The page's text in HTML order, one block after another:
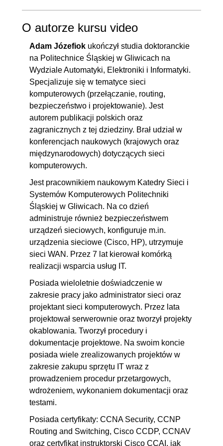
3.13. Co to jest XSS i jaka jest
pełna forma XSS? [35]
00:07:29
Jaki jest pożytek z solenia? [36]
3.15. Co to jest koncepcja IV w
szyfrowaniu? [37]
00:03:04
3.16. Jak działa IP spoofing i
jak się przed nim chronić? [38]
3.17. Jak można wykryć i
zapobiegać nadużyciom
uprawnień administratora? [39]
00:07:04
pomaga wykryć podszywanie
się pod adresy IP? [40]
3.19. Co to jest TCP Spoofing
(Blind spoofing)? [41]
3.20. Co to jest i jak działa
VLAN hopping? [42]
00:04:02
3.21. Co to jest DTP spoofing i
jak się przed nimi chronić? [43]
3.22. Co to jest ARP poisoning?
[44]
00:04:46
3.23. Jak wygląda STP
manipulation? [45]
00:07:16
3.24. Co to jest SSL stripping?
[46]
3.25. Co to jest TCP Session
3.26. Podsumowanie 00:01:26
dla zarządów, IT i
O autorze kursu video
Adam Józefiok ukończył studia doktoranckie
na Politechnice Śląskiej w Gliwicach na
Wydziale Automatyki, Elektroniki i Informatyki.
Specjalizuje się w tematyce sieci
komputerowych (przełączanie, routing,
bezpieczeństwo i projektowanie). Jest
autorem publikacji polskich oraz
zagranicznych z tej dziedziny. Brał udział w
konferencjach naukowych (krajowych oraz
międzynarodowych) dotyczących sieci
komputerowych.
Jest pracownikiem naukowym Katedry Sieci i
Systemów Komputerowych Politechniki
Śląskiej w Gliwicach. Na co dzień
administruje również bezpieczeństwem
urządzeń sieciowych, konfiguruje m.in.
urządzenia sieciowe (Cisco, HP), utrzymuje
sieci WAN. Przez 7 lat kierował komórką
realizacji wsparcia usług IT.
Posiada wieloletnie doświadczenie w
zakresie pracy jako administrator sieci oraz
projektant sieci komputerowych. Przez lata
projektował serwerownie oraz tworzył projekty
okablowania. Tworzył procedury i
dokumentacje projektowe. Na swoim koncie
posiada wiele zrealizowanych projektów w
zakresie zakupu sprzętu IT wraz z
prowadzeniem procedur przetargowych,
wdrożeniem, wykonaniem dokumentacji oraz
testami.
Posiada certyfikaty: CCNA Security, CCNP
Routing and Switching, Cisco CCDP, CCNAV
oraz certyfikat instruktorski Cisco CCAI, jak